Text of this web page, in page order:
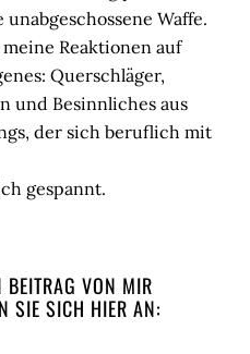
Waffe.
Reaktionen auf
Querschläger,
und Besinnliches aus
der sich beruflich mit
gespannt.
BEITRAG VON MIR
SIE SICH HIER AN: